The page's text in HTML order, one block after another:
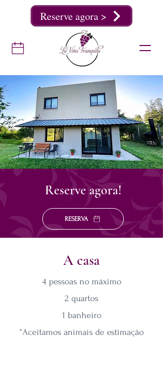
Reserve agora >
Reserve agora!
RESERVA
A casa
4 pessoas no máximo
2 quartos
1 banheiro
*Aceitamos animais de estimação